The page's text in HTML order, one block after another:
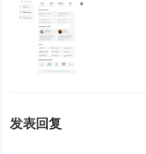
发表回复